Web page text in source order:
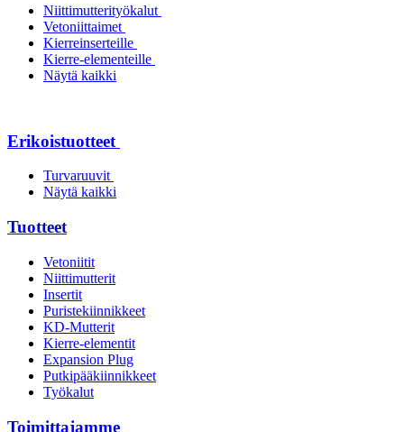
Niittimutterityökalut
Vetoniittaimet
Kierreinserteille
Kierre-elementeille
Näytä kaikki
Erikoistuotteet
Turvaruuvit
Näytä kaikki
Tuotteet
Vetoniitit
Niittimutterit
Insertit
Puristekiinnikkeet
KD-Mutterit
Kierre-elementit
Expansion Plug
Putkipääkiinnikkeet
Työkalut
Toimittajamme